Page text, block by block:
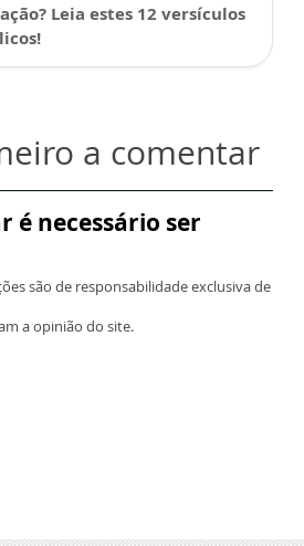
Leia estes 12 versículos
a comentar
é necessário ser
são de responsabilidade exclusiva de
a opinião do site.